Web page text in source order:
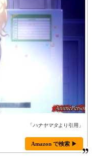
「ハナヤマタより引用」
Amazon で検索 ▶